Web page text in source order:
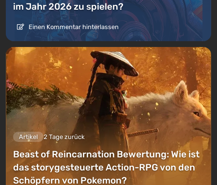
im Jahr 2026 zu spielen?
Einen Kommentar hinterlassen
Artikel 2 Tage zurück
Beast of Reincarnation Bewertung: Wie ist
das storygesteuerte Action-RPG von den
Schöpfern von Pokemon?